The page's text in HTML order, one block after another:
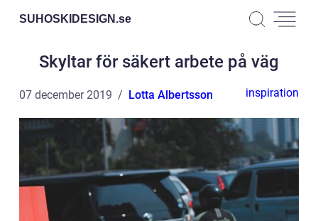
SUHOSKIDESIGN.se
Skyltar för säkert arbete på väg
07 december 2019 Lotta Albertsson inspiration